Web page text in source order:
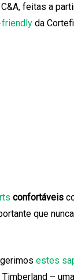
feitas a
da
confortáveis
que
estes
–